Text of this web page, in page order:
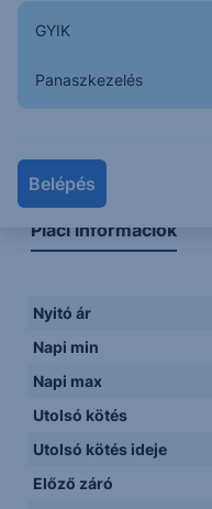
GYIK
Panaszkezelés
Belépés
Napon belüli Historikus
Piaci információk
Nyitó ár
Napi min
Napi max
Utolsó kötés
Utolsó kötés ideje
Előző záró